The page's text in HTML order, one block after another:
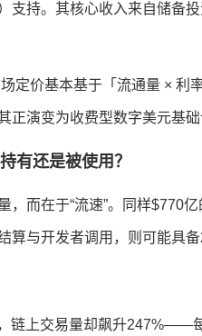
支持。其核心收入来自储备
定价基本基于「流通量 × 利
正演变为收费型数字美元基
有还是被使用？
，而在于“流速”。同样$770
算与开发者调用，则可能具备
链上交易量却飙升247%——